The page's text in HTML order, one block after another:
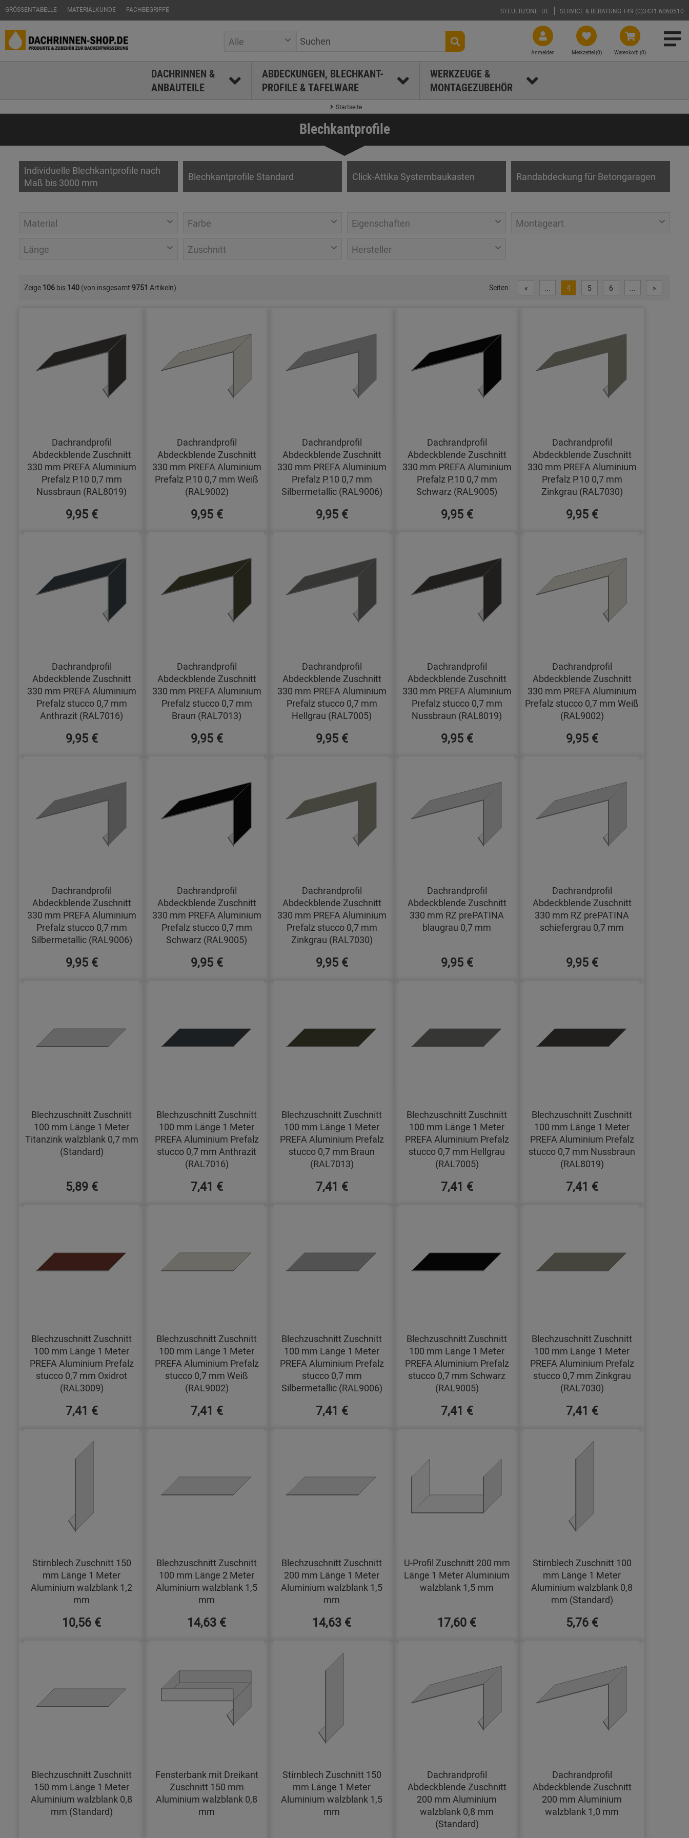
GRÖSSENTABELLE MATERIALKUNDE FACHBEGRIFFE STEUERZONE: DE SERVICE & BERATUNG +49 (0)3431 6060510
Warenkorb (0)
Merkzettel (0)
Anmelden
Alle
DACHRINNEN &
ANBAUTEILE
ABDECKUNGEN, BLECHKANT-
PROFILE & TAFELWARE
WERKZEUGE &
MONTAGEZUBEHÖR
Startseite
Blechkantprofile
Individuelle Blechkantprofile nach
Maß bis 3000 mm
Blechkantprofile Standard Click-Attika Systembaukasten Randabdeckung für Betongaragen
Material Farbe Eigenschaften Montageart
Länge Zuschnitt Hersteller
Zeige 106 bis 140 (von insgesamt 9751 Artikeln) Seiten: « ... 4 5 6 ... »
Dachrandprofil
Abdeckblende Zuschnitt
330 mm PREFA Aluminium
Prefalz P.10 0,7 mm
Nussbraun (RAL8019)
9,95 €
Dachrandprofil
Abdeckblende Zuschnitt
330 mm PREFA Aluminium
Prefalz P.10 0,7 mm Weiß
(RAL9002)
9,95 €
Dachrandprofil
Abdeckblende Zuschnitt
330 mm PREFA Aluminium
Prefalz P.10 0,7 mm
Silbermetallic (RAL9006)
9,95 €
Dachrandprofil
Abdeckblende Zuschnitt
330 mm PREFA Aluminium
Prefalz P.10 0,7 mm
Schwarz (RAL9005)
9,95 €
Dachrandprofil
Abdeckblende Zuschnitt
330 mm PREFA Aluminium
Prefalz P.10 0,7 mm
Zinkgrau (RAL7030)
9,95 €
Dachrandprofil
Abdeckblende Zuschnitt
330 mm PREFA Aluminium
Prefalz stucco 0,7 mm
Anthrazit (RAL7016)
9,95 €
Dachrandprofil
Abdeckblende Zuschnitt
330 mm PREFA Aluminium
Prefalz stucco 0,7 mm
Braun (RAL7013)
9,95 €
Dachrandprofil
Abdeckblende Zuschnitt
330 mm PREFA Aluminium
Prefalz stucco 0,7 mm
Hellgrau (RAL7005)
9,95 €
Dachrandprofil
Abdeckblende Zuschnitt
330 mm PREFA Aluminium
Prefalz stucco 0,7 mm
Nussbraun (RAL8019)
9,95 €
Dachrandprofil
Abdeckblende Zuschnitt
330 mm PREFA Aluminium
Prefalz stucco 0,7 mm Weiß
(RAL9002)
9,95 €
Dachrandprofil
Abdeckblende Zuschnitt
330 mm PREFA Aluminium
Prefalz stucco 0,7 mm
Silbermetallic (RAL9006)
9,95 €
Dachrandprofil
Abdeckblende Zuschnitt
330 mm PREFA Aluminium
Prefalz stucco 0,7 mm
Schwarz (RAL9005)
9,95 €
Dachrandprofil
Abdeckblende Zuschnitt
330 mm PREFA Aluminium
Prefalz stucco 0,7 mm
Zinkgrau (RAL7030)
9,95 €
Dachrandprofil
Abdeckblende Zuschnitt
330 mm RZ prePATINA
blaugrau 0,7 mm
9,95 €
Dachrandprofil
Abdeckblende Zuschnitt
330 mm RZ prePATINA
schiefergrau 0,7 mm
9,95 €
Blechzuschnitt Zuschnitt
100 mm Länge 1 Meter
Titanzink walzblank 0,7 mm
(Standard)
5,89 €
Blechzuschnitt Zuschnitt
100 mm Länge 1 Meter
PREFA Aluminium Prefalz
stucco 0,7 mm Anthrazit
(RAL7016)
7,41 €
Blechzuschnitt Zuschnitt
100 mm Länge 1 Meter
PREFA Aluminium Prefalz
stucco 0,7 mm Braun
(RAL7013)
7,41 €
Blechzuschnitt Zuschnitt
100 mm Länge 1 Meter
PREFA Aluminium Prefalz
stucco 0,7 mm Hellgrau
(RAL7005)
7,41 €
Blechzuschnitt Zuschnitt
100 mm Länge 1 Meter
PREFA Aluminium Prefalz
stucco 0,7 mm Nussbraun
(RAL8019)
7,41 €
Blechzuschnitt Zuschnitt
100 mm Länge 1 Meter
PREFA Aluminium Prefalz
stucco 0,7 mm Oxidrot
(RAL3009)
7,41 €
Blechzuschnitt Zuschnitt
100 mm Länge 1 Meter
PREFA Aluminium Prefalz
stucco 0,7 mm Weiß
(RAL9002)
7,41 €
Blechzuschnitt Zuschnitt
100 mm Länge 1 Meter
PREFA Aluminium Prefalz
stucco 0,7 mm
Silbermetallic (RAL9006)
7,41 €
Blechzuschnitt Zuschnitt
100 mm Länge 1 Meter
PREFA Aluminium Prefalz
stucco 0,7 mm Schwarz
(RAL9005)
7,41 €
Blechzuschnitt Zuschnitt
100 mm Länge 1 Meter
PREFA Aluminium Prefalz
stucco 0,7 mm Zinkgrau
(RAL7030)
7,41 €
Stirnblech Zuschnitt 150
mm Länge 1 Meter
Aluminium walzblank 1,2
mm
10,56 €
Blechzuschnitt Zuschnitt
100 mm Länge 2 Meter
Aluminium walzblank 1,5
mm
14,63 €
Blechzuschnitt Zuschnitt
200 mm Länge 1 Meter
Aluminium walzblank 1,5
mm
14,63 €
U-Profil Zuschnitt 200 mm
Länge 1 Meter Aluminium
walzblank 1,5 mm
17,60 €
Stirnblech Zuschnitt 100
mm Länge 1 Meter
Aluminium walzblank 0,8
mm (Standard)
5,76 €
Blechzuschnitt Zuschnitt
150 mm Länge 1 Meter
Aluminium walzblank 0,8
mm (Standard)
Fensterbank mit Dreikant
Zuschnitt 150 mm
Aluminium walzblank 0,8
mm
Stirnblech Zuschnitt 150
mm Länge 1 Meter
Aluminium walzblank 1,5
mm
Dachrandprofil
Abdeckblende Zuschnitt
200 mm Aluminium
walzblank 0,8 mm
(Standard)
Dachrandprofil
Abdeckblende Zuschnitt
200 mm Aluminium
walzblank 1,0 mm